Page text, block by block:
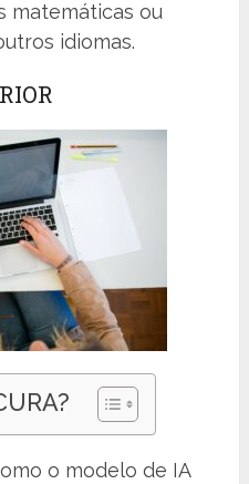
matemáticas ou
idiomas.
o modelo de IA